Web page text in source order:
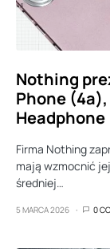
Nothing
Phone
Headphone
Firma Nothing
mają wzmocnić
średniej…
5 MARCA 2026 0